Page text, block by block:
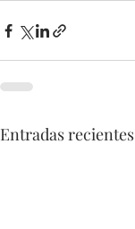
Entradas recientes